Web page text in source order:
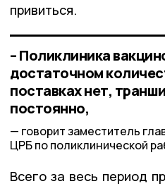
привиться.
– Поликлиника
достаточном
поставках нет,
постоянно,
говорит заместитель
ЦРБ по поликлинической
Всего за весь период